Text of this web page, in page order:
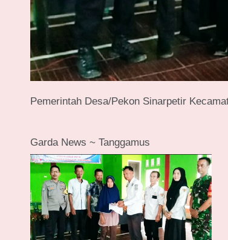
Pemerintah Desa/Pekon Sinarpetir
Garda News ~ Tanggamus